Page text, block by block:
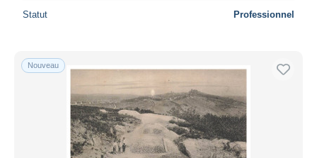
Statut Professionnel
Nouveau